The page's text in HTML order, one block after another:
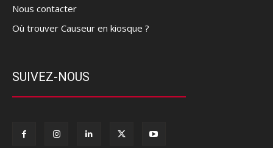
Nous contacter
Où trouver Causeur en kiosque ?
SUIVEZ-NOUS